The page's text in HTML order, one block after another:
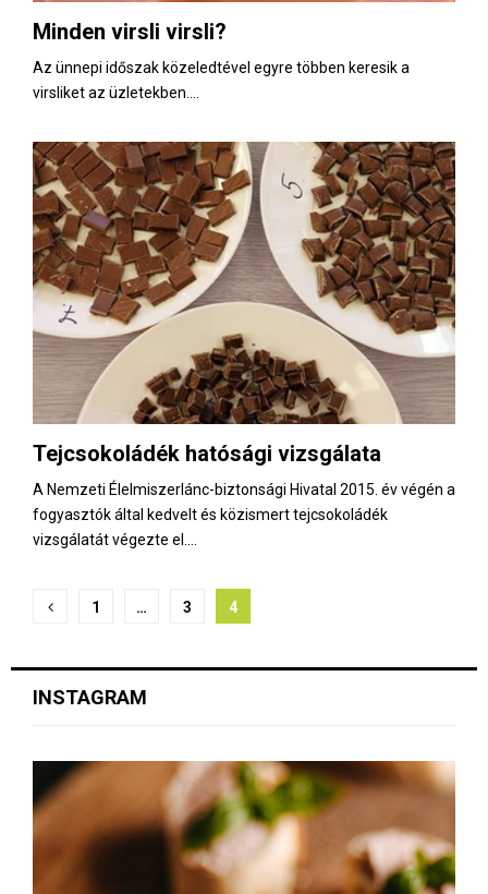
Minden virsli virsli?
Az ünnepi időszak közeledtével egyre többen keresik a
virsliket az üzletekben....
Tejcsokoládék hatósági vizsgálata
A Nemzeti Élelmiszerlánc-biztonsági Hivatal 2015. év végén a
fogyasztók által kedvelt és közismert tejcsokoládék
vizsgálatát végezte el....
B
j
g
y
z
é
1 … 3 4
INSTAGRAM